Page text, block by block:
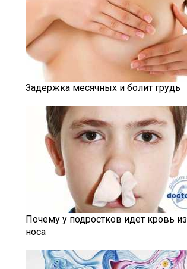
Задержка месячных и болит грудь
Почему у подростков идет кровь из
носа